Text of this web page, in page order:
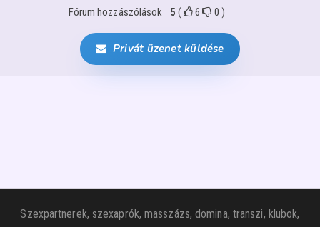
Fórum hozzászólások
5 ( 6 0 )
Privát üzenet küldése
Szexpartnerek, szexaprók, masszázs, domina, transzi, klubok,